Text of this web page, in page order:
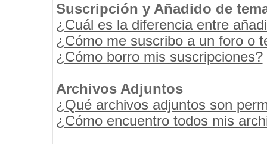
Suscripción y Añadido de
¿Cuál es la diferencia entre
¿Cómo me suscribo a un foro o
¿Cómo borro mis suscripciones?
Archivos Adjuntos
¿Qué archivos adjuntos son
¿Cómo encuentro todos mis